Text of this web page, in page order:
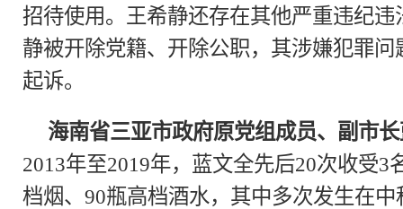
招待使用。王希静还存在其他严重违纪违
静被开除党籍、开除公职，其涉嫌犯罪
起诉。
海南省三亚市政府原党组成员、副市
2013年至2019年，蓝文全先后20次收受3
档烟、90瓶高档酒水，其中多次发生在